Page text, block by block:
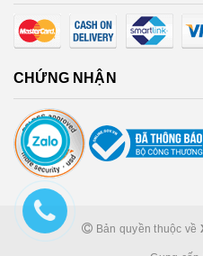
CHỨNG NHẬN
Bản quyền thuộc về